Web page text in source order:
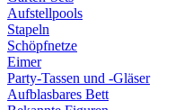
Aufstellpools
Stapeln
Schöpfnetze
Eimer
Party-Tassen und -Gläser
Aufblasbares Bett